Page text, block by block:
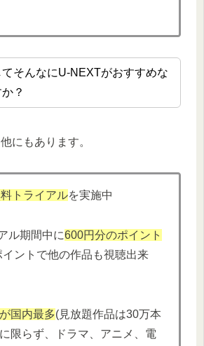
てそんなにU-NEXTがおすすめな
？
にもあります。
トライアルを実施中
ル期間中に600円分のポイント
イントで他の作品も視聴出来
国内最多(見放題作品は30万本
限らず、ドラマ、アニメ、電